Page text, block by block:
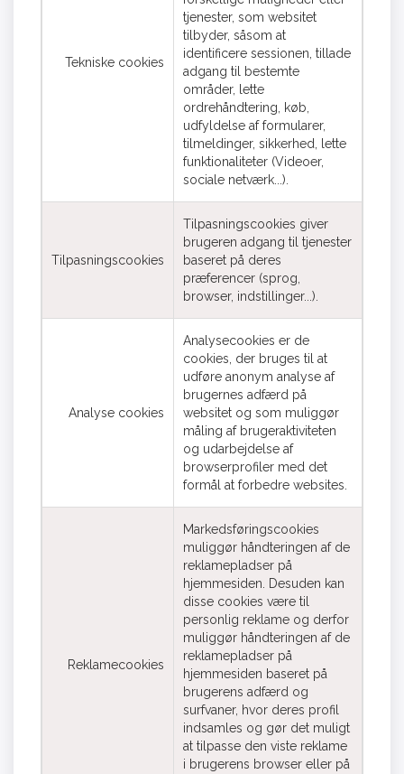
Tekniske cookies
tjenester, som websitet
tilbyder, såsom at
identificere sessionen, tillade
adgang til bestemte
områder, lette
ordrehåndtering, køb,
udfyldelse af formularer,
tilmeldinger, sikkerhed, lette
funktionaliteter (Videoer,
sociale netværk...).
Tilpasningscookies
Tilpasningscookies giver
brugeren adgang til tjenester
baseret på deres
præferencer (sprog,
browser, indstillinger...).
Analyse cookies
Analysecookies er de
cookies, der bruges til at
udføre anonym analyse af
brugernes adfærd på
websitet og som muliggør
måling af brugeraktiviteten
og udarbejdelse af
browserprofiler med det
formål at forbedre websites.
Reklamecookies
Markedsføringscookies
muliggør håndteringen af de
reklamepladser på
hjemmesiden. Desuden kan
disse cookies være til
personlig reklame og derfor
muliggør håndteringen af de
reklamepladser på
hjemmesiden baseret på
brugerens adfærd og
surfvaner, hvor deres profil
indsamles og gør det muligt
at tilpasse den viste reklame
i brugerens browser eller på